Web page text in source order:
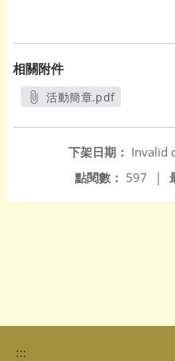
相關附件
活動簡章.pdf
下架日期： Invalid
點閱數： 597 |
:::